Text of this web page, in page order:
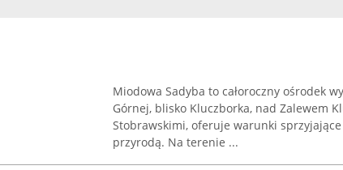
Miodowa Sadyba to całoroczny ośrodek
Górnej, blisko Kluczborka, nad Zalewem
Stobrawskimi, oferuje warunki
przyrodą. Na terenie ...